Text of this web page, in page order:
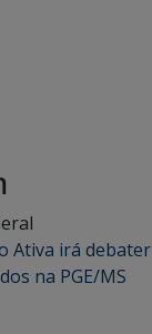
Ativa irá debater
na PGE/MS